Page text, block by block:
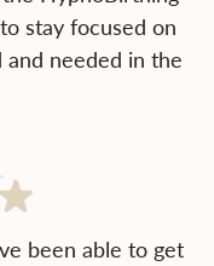
stay focused on
needed in the
been able to get